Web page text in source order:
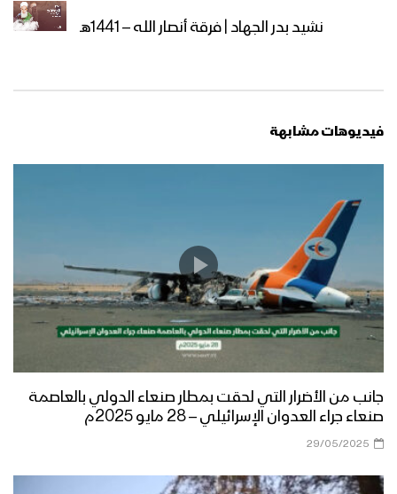
نشيد بدر الجهاد | فرقة أنصار الله – 1441هـ
فيديوهات مشابهة
جانب من الأضرار التي لحقت بمطار صنعاء الدولي بالعاصمة
صنعاء جراء العدوان الإسرائيلي – 28 مايو 2025م
29/05/2025